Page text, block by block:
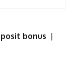
bonus